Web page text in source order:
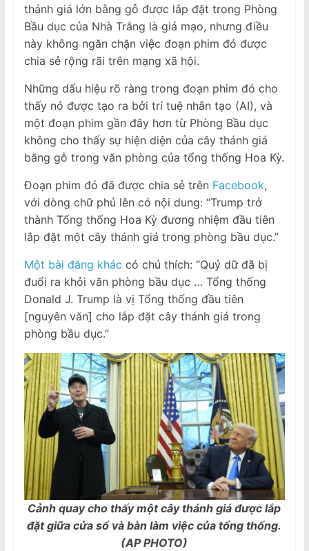
thánh giá lớn bằng gỗ được lắp đặt trong Phòng
Bầu dục của Nhà Trắng là giả mạo, nhưng điều
này không ngăn chặn việc đoạn phim đó được
chia sẻ rộng rãi trên mạng xã hội.
Những dấu hiệu rõ ràng trong đoạn phim đó cho
thấy nó được tạo ra bởi trí tuệ nhân tạo (AI), và
một đoạn phim gần đây hơn từ Phòng Bầu dục
không cho thấy sự hiện diện của cây thánh giá
bằng gỗ trong văn phòng của tổng thống Hoa Kỳ.
Đoạn phim đó đã được chia sẻ trên Facebook,
với dòng chữ phủ lên có nội dung: “Trump trở
thành Tổng thống Hoa Kỳ đương nhiệm đầu tiên
lắp đặt một cây thánh giá trong phòng bầu dục.”
Một bài đăng khác có chú thích: “Quỷ dữ đã bị
đuổi ra khỏi văn phòng bầu dục … Tổng thống
Donald J. Trump là vị Tổng thống đầu tiên
[nguyên văn] cho lắp đặt cây thánh giá trong
phòng bầu dục.”
Cảnh quay cho thấy một cây thánh giá được lắp
đặt giữa cửa sổ và bàn làm việc của tổng thống.
(AP PHOTO)